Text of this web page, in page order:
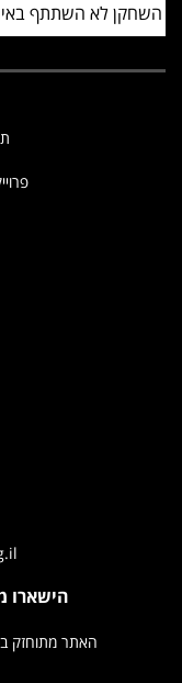
השחקן לא השתתף
הישארו
האתר מתוחזק